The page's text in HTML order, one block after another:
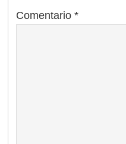
Comentario*